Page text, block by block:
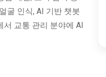
굴 인식, AI 기반 챗봇
교통 관리 분야에 AI